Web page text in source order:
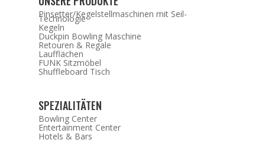
Pinsetter/Kegelstellmaschinen mit Seil-
Technologie
Kegeln
Duckpin Bowling Maschine
Retouren & Regale
Laufflächen
FUNK Sitzmöbel
Shuffleboard Tisch
SPEZIALITÄTEN
Bowling Center
Entertainment Center
Hotels & Bars